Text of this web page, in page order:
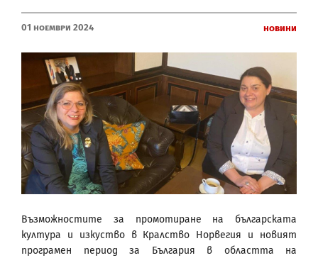
01 Ноември 2024 Новини
Възможностите за промотиране на българската
култура и изкуство в Кралство Норвегия и новият
програмен период за България в областта на